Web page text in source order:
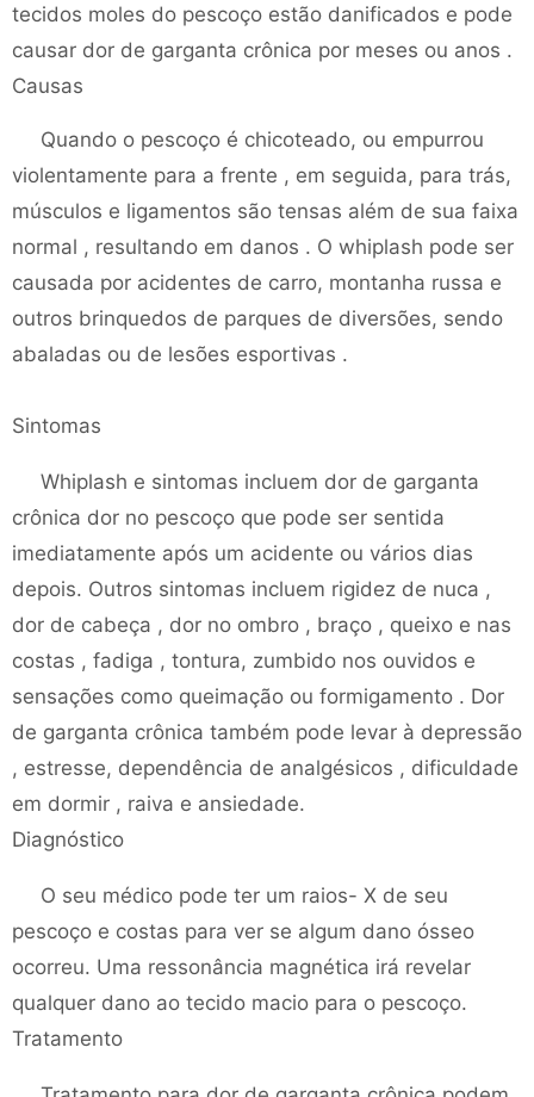
tecidos moles do pescoço estão danificados e pode
causar dor de garganta crônica por meses ou anos .
Causas
Quando o pescoço é chicoteado, ou empurrou
violentamente para a frente , em seguida, para trás,
músculos e ligamentos são tensas além de sua faixa
normal , resultando em danos . O whiplash pode ser
causada por acidentes de carro, montanha russa e
outros brinquedos de parques de diversões, sendo
abaladas ou de lesões esportivas .
Sintomas
Whiplash e sintomas incluem dor de garganta
crônica dor no pescoço que pode ser sentida
imediatamente após um acidente ou vários dias
depois. Outros sintomas incluem rigidez de nuca ,
dor de cabeça , dor no ombro , braço , queixo e nas
costas , fadiga , tontura, zumbido nos ouvidos e
sensações como queimação ou formigamento . Dor
de garganta crônica também pode levar à depressão
, estresse, dependência de analgésicos , dificuldade
em dormir , raiva e ansiedade.
Diagnóstico
O seu médico pode ter um raios- X de seu
pescoço e costas para ver se algum dano ósseo
ocorreu. Uma ressonância magnética irá revelar
qualquer dano ao tecido macio para o pescoço.
Tratamento